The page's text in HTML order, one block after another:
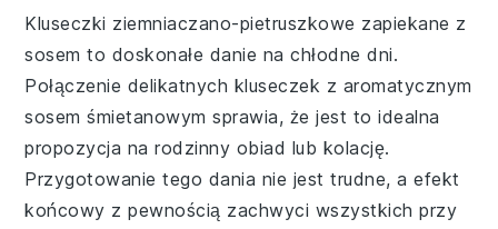
Kluseczki ziemniaczano-pietruszkowe zapiekane z
sosem to doskonałe danie na chłodne dni.
Połączenie delikatnych kluseczek z aromatycznym
sosem śmietanowym sprawia, że jest to idealna
propozycja na rodzinny obiad lub kolację.
Przygotowanie tego dania nie jest trudne, a efekt
końcowy z pewnością zachwyci wszystkich przy